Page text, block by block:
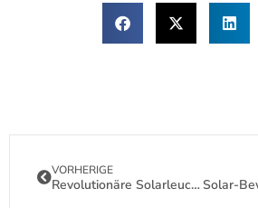
VORHERIGE
Revolutionäre Solarleuchte mit Bewegungsmelder: Ihre Lösung für Herausforderungen bei der Außenbeleuchtung